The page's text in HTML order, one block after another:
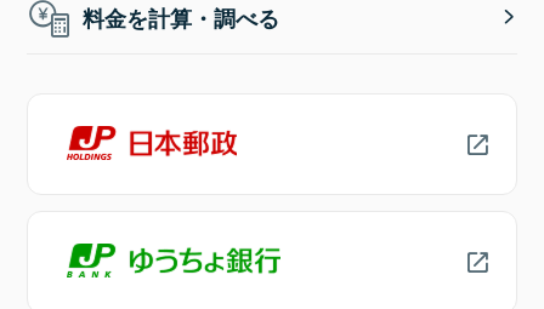
料金を計算・調べる